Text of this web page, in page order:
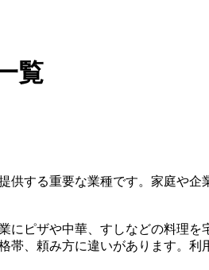
覧
供する重要な業種です。家庭や
にピザや中華、すしなどの料理
、頼み方に違いがあります。利